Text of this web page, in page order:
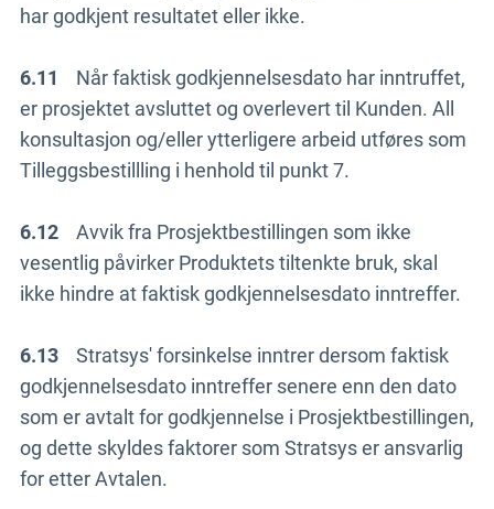
har godkjent resultatet eller ikke.
6.11
Når faktisk godkjennelsesdato har inntruffet,
er prosjektet avsluttet og overlevert til Kunden. All
konsultasjon og/eller ytterligere arbeid utføres som
Tilleggsbestillling i henhold til punkt 7.
6.12
Avvik fra Prosjektbestillingen som ikke
vesentlig påvirker Produktets tiltenkte bruk, skal
ikke hindre at faktisk godkjennelsesdato inntreffer.
6.13Stratsys' forsinkelse inntrer dersom faktisk
godkjennelsesdato inntreffer senere enn den dato
som er avtalt for godkjennelse i Prosjektbestillingen,
og dette skyldes faktorer som Stratsys er ansvarlig
for etter Avtalen.